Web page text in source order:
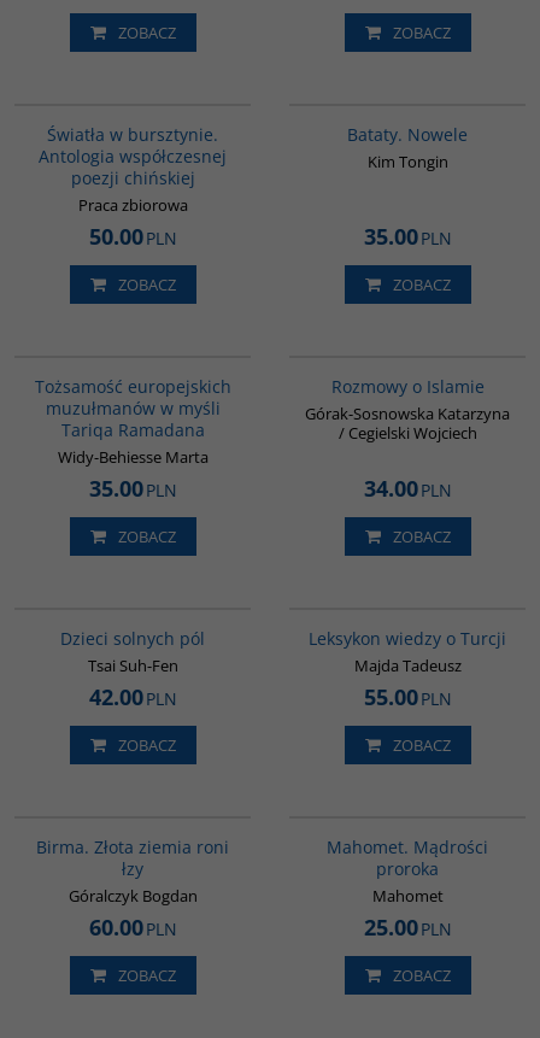
ZOBACZ ZOBACZ
Światła w bursztynie.
Antologia współczesnej
poezji chińskiej
Praca zbiorowa
50.00PLN
ZOBACZ
Bataty. Nowele
Kim Tongin
35.00PLN
ZOBACZ
Tożsamość europejskich
muzułmanów w myśli
Tariqa Ramadana
Widy-Behiesse Marta
35.00PLN
ZOBACZ
Rozmowy o Islamie
Górak-Sosnowska Katarzyna
/ Cegielski Wojciech
34.00PLN
ZOBACZ
Dzieci solnych pól
Tsai Suh-Fen
42.00PLN
ZOBACZ
Leksykon wiedzy o Turcji
Majda Tadeusz
55.00PLN
ZOBACZ
Birma. Złota ziemia roni
łzy
Góralczyk Bogdan
60.00PLN
ZOBACZ
Mahomet. Mądrości
proroka
Mahomet
25.00PLN
ZOBACZ